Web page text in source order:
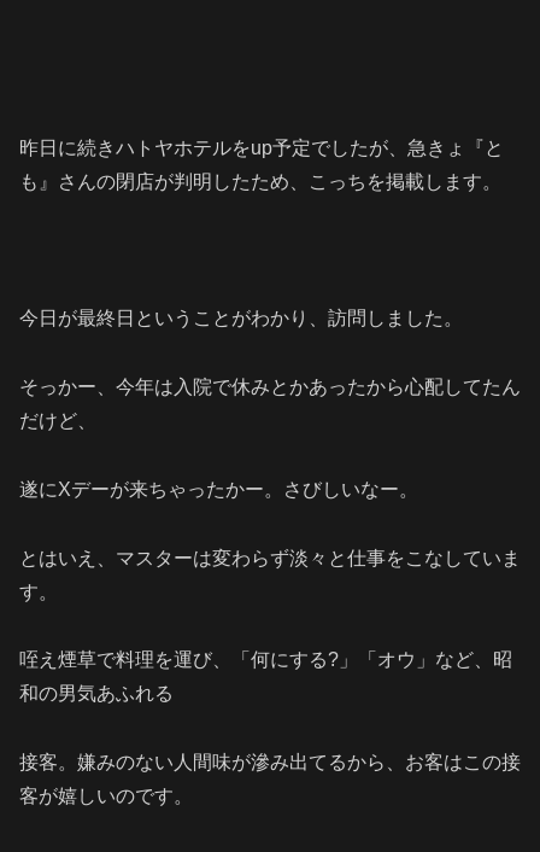
昨日に続きハトヤホテルをup予定でしたが、急きょ『と
も』さんの閉店が判明したため、こっちを掲載します。
今日が最終日ということがわかり、訪問しました。
そっかー、今年は入院で休みとかあったから心配してたん
だけど、
遂にXデーが来ちゃったかー。さびしいなー。
とはいえ、マスターは変わらず淡々と仕事をこなしていま
す。
咥え煙草で料理を運び、「何にする?」「オウ」など、昭
和の男気あふれる
接客。嫌みのない人間味が滲み出てるから、お客はこの接
客が嬉しいのです。